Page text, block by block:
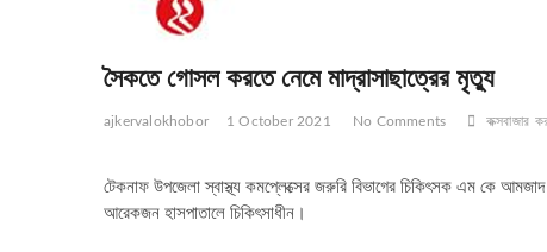
সৈকতে গোসল করতে নেমে মাদ্রাসাছাত্রের মৃত্যু
ajkervalokhobor 1 October 2021 No Comments কক্সবাজার
টেকনাফ উপজেলা স্বাস্থ্য কমপ্লেক্সের জরুরি বিভাগের চিকিৎসক এম কে
আরেকজন হাসপাতালে চিকিৎসাধীন।